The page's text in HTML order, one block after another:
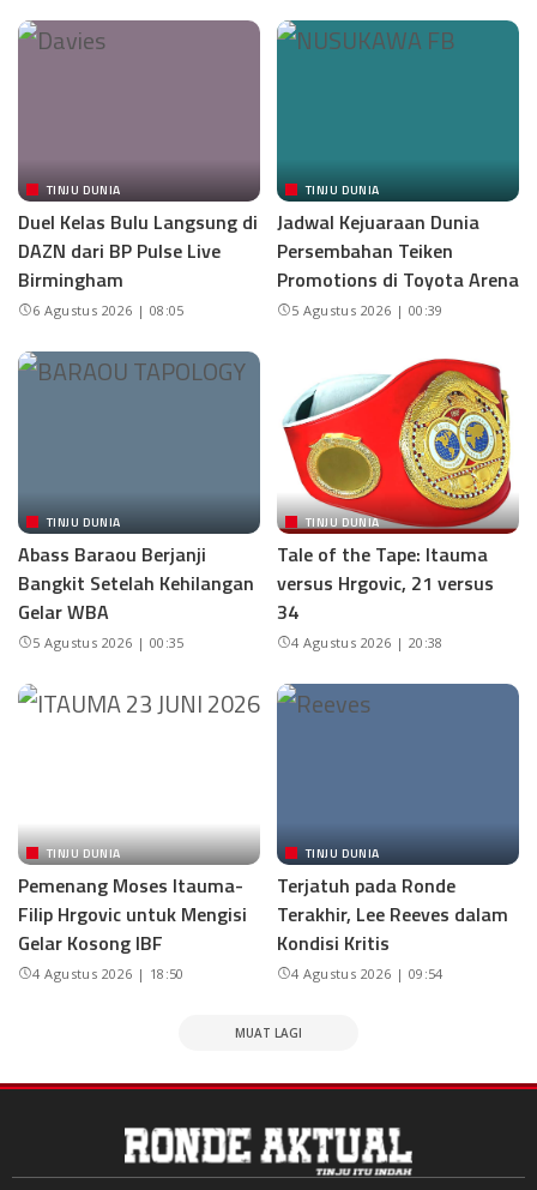
TINJU DUNIA
Duel Kelas Bulu Langsung di
DAZN dari BP Pulse Live
Birmingham
6 Agustus 2026 | 08:05
TINJU DUNIA
Jadwal Kejuaraan Dunia
Persembahan Teiken
Promotions di Toyota Arena
5 Agustus 2026 | 00:39
TINJU DUNIA
Abass Baraou Berjanji
Bangkit Setelah Kehilangan
Gelar WBA
5 Agustus 2026 | 00:35
TINJU DUNIA
Tale of the Tape: Itauma
versus Hrgovic, 21 versus
34
4 Agustus 2026 | 20:38
TINJU DUNIA
Pemenang Moses Itauma-
Filip Hrgovic untuk Mengisi
Gelar Kosong IBF
4 Agustus 2026 | 18:50
TINJU DUNIA
Terjatuh pada Ronde
Terakhir, Lee Reeves dalam
Kondisi Kritis
4 Agustus 2026 | 09:54
MUAT LAGI